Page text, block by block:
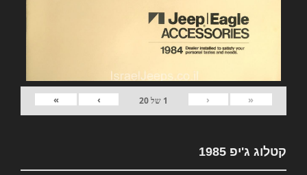
«
‹
1 של20
›
»
קטלוג ג'יפ 1985